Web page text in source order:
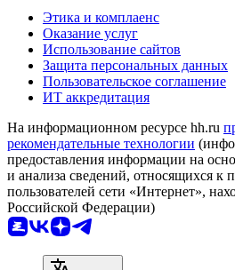
Этика и комплаенс
Оказание услуг
Использование сайтов
Защита персональных данных
Пользовательское соглашение
ИТ аккредитация
На информационном ресурсе hh.ru
рекомендательные технологии
предоставления информации на
и анализа сведений, относящихся к
пользователей сети «Интернет»,
Российской Федерации)